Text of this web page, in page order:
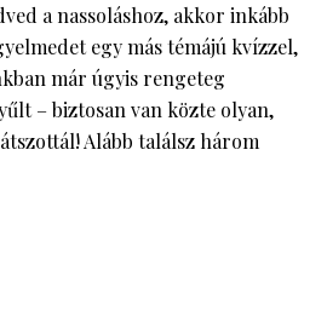
a nassoláshoz, akkor inkább
egy más témájú kvízzel,
már úgyis rengeteg
– biztosan van közte olyan,
Alább találsz három